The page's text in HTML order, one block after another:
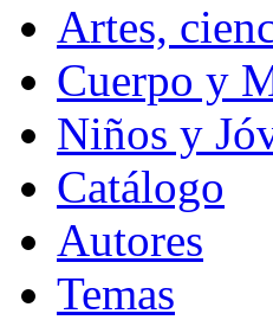
Artes,
Cuerpo y
Niños y
Catálogo
Autores
Temas